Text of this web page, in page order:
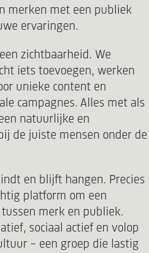
merken met een publiek
ervaringen.
zichtbaarheid. We
iets toevoegen, werken
unieke content en
campagnes. Alles met als
natuurlijke en
de juiste mensen onder de
en blijft hangen. Precies
platform om een
merk en publiek.
sociaal actief en volop
– een groep die lastig